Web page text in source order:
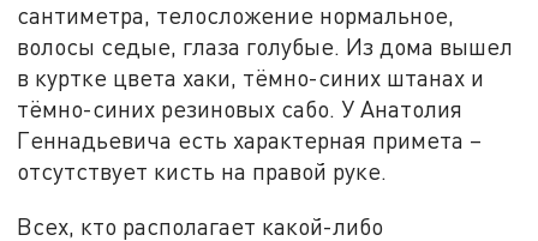
сантиметра, телосложение нормальное,
волосы седые, глаза голубые. Из дома вышел
в куртке цвета хаки, тёмно-синих штанах и
тёмно-синих резиновых сабо. У Анатолия
Геннадьевича есть характерная примета –
отсутствует кисть на правой руке.
Всех, кто располагает какой-либо